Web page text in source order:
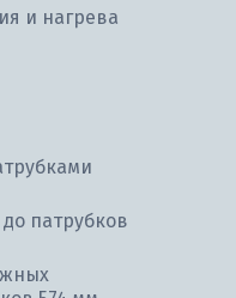
Индикация включения и нагрева
патрубков